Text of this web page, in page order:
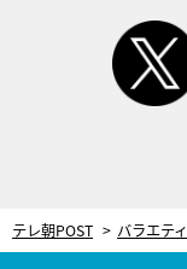
テレ朝POST バラエティ